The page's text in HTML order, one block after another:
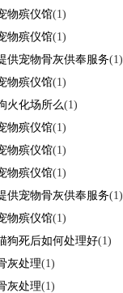
物殡仪馆(1)
物殡仪馆(1)
供宠物骨灰供奉服务(1)
物殡仪馆(1)
火化场所么(1)
物殡仪馆(1)
物殡仪馆(1)
物殡仪馆(1)
供宠物骨灰供奉服务(1)
物殡仪馆(1)
狗死后如何处理好(1)
灰处理(1)
灰处理(1)